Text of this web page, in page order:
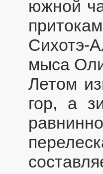
южной
Сихотэ-
мыса
Летом
гор, а